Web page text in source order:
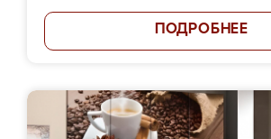
ПОДРОБНЕЕ